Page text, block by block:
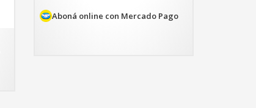
es:
$357.390.
Aboná online con Mercado Pago